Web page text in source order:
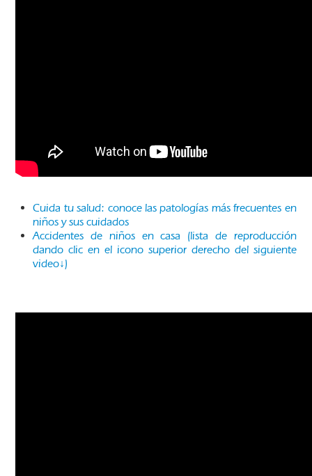
Cuida tu salud: conoce las patologías más frecuentes en
niños y sus cuidados
Accidentes de niños en casa (lista de reproducción
dando clic en el icono superior derecho del siguiente
video↓)